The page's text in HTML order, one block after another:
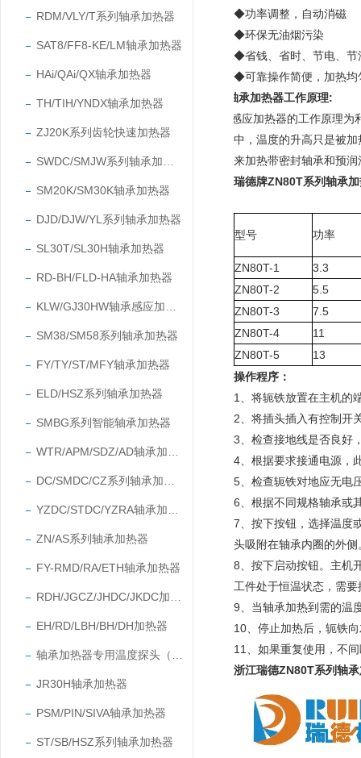
RDM/VLY/T系列轴承加热器
SAT8/FF8-KE/LM轴承加热器
HAi/QAi/QX轴承加热器
TH/TIH/YNDX轴承加热器
ZJ20K系列齿轮快速加热器
SM20K/SM30K轴承加热器
DJD/DJW/YL系列轴承加热器
SL30T/SL30H轴承加热器
RD-BH/FLD-HA轴承加热器
SM38/SM58系列轴承加热器
FY/TY/ST/MFY轴承加热器
ELD/HSZ系列轴承加热器
SMBG系列智能轴承加热器
ZN/AS系列轴承加热器
FY-RMD/RA/ETH轴承加热器
EH/RD/LBH/BH/DH加热器
JR30H轴承加热器
PSM/PIN/SIVA轴承加热器
ST/SB/HSZ系列轴承加热器
◆功率调整，自动消磁
◆环保无油烟污染
◆省钱、省时、节电、节
◆可靠操作简便，加热均
轴承加热器工作原理:
感应加热器的工作原理为
中，温度的升高只是被
来加热带密封轴承和预润
瑞德牌ZN80T系列轴承
型号 功率
ZN80T-1
3.3
ZN80T-2
5.5
ZN80T-3
7.5
ZN80T-4
11
ZN80T-5
13
操作程序：
1、将轭铁放置在主机的
2、将插头插入有控制开
3、检查接地线是否良好
4、根据要求接通电源，
5、检查轭铁对地应无电
6、根据不同规格轴承或
7、按下按钮，选择温度
头吸附在轴承内圈的外侧
8、按下启动按钮。主机
工件处于恒温状态，需
9、当轴承加热到需的温
10、停止加热后，轭铁
11、如果重复使用，不
浙江瑞德ZN80T系列轴